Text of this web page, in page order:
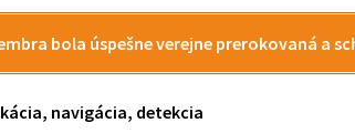
bola úspešne verejne prerokovaná a
navigácia, detekcia